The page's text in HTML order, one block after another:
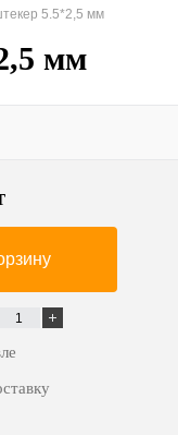
5.5*2,5 мм
мм